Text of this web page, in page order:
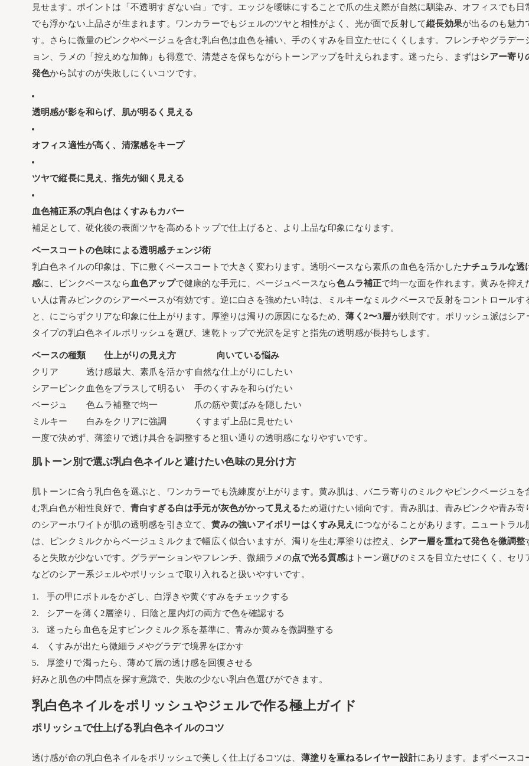
乳白色ジェルのおすすめ製品と粘度・発色の選び方
シンプルワンカラーと相性抜群の乳白色ネイル小技集
乳白色ネイルとラメの粒径選びの極意
100均で叶う乳白色ジェルネイルのリアル活用術
ダイソーのシアーホワイトでも理想の乳白色ネイルに近づく方法
日常でもツヤと美しさをキープ！保湿とトップ重ね直しテク
乳白色ネイルで失敗しないためのトラブル対処法
乳白色ネイルについてよくある質問＆疑問まとめ
乳白色ネイルはどの季節がピッタリ？服とのおしゃれな合わせ方
男性も好印象！乳白色ネイルのオススメ濃度の立ち回り
見せます。ポイントは「不透明すぎない白」です。エッジを曖昧にすることで爪の生え際が自然に馴染み、オフィスでも日
でも浮かない上品さが生まれます。ワンカラーでもジェルのツヤと相性がよく、光が面で反射して縦長効果が出るのも魅力
す。さらに微量のピンクやベージュを含む乳白色は血色を補い、手のくすみを目立たせにくくします。フレンチやグラデー
ョン、ラメの「控えめな加飾」も得意で、清楚さを保ちながらトーンアップを叶えられます。迷ったら、まずはシアー寄り
発色から試すのが失敗しにくいコツです。
透明感が影を和らげ、肌が明るく見える
オフィス適性が高く、清潔感をキープ
ツヤで縦長に見え、指先が細く見える
血色補正系の乳白色はくすみもカバー
補足として、硬化後の表面ツヤを高めるトップで仕上げると、より上品な印象になります。
ベースコートの色味による透明感チェンジ術
乳白色ネイルの印象は、下に敷くベースコートで大きく変わります。透明ベースなら素爪の血色を活かしたナチュラルな透
感に、ピンクベースなら 血色アップで健康的な手元に、ベージュベースなら色ムラ補正で均一な面を作れます。黄みを抑え
い人は青みピンクのシアーベースが有効です。逆に白さを強めたい時は、ミルキーなミルクベースで反射をコントロールす
と、にごらずクリアな印象に仕上がります。厚塗りは濁りの原因になるため、薄く2〜3層が鉄則です。ポリッシュ派はシア
タイプの乳白色ネイルポリッシュを選び、速乾トップで光沢を足すと指先の透明感が長持ちします。
ベースの種類 仕上がりの見え方
向いている悩み
クリア
透け感最大、素爪を活かす 自然な仕上がりにしたい
シアーピンク 血色をプラスして明るい
手のくすみを和らげたい
ベージュ
色ムラ補整で均一
爪の筋や黄ばみを隠したい
ミルキー
白みをクリアに強調
くすまず上品に見せたい
一度で決めず、薄塗りで透け具合を調整すると狙い通りの透明感になりやすいです。
肌トーン別で選ぶ乳白色ネイルと避けたい色味の見分け方
肌トーンに合う乳白色を選ぶと、ワンカラーでも洗練度が上がります。黄み肌は、バニラ寄りのミルクやピンクベージュを
む乳白色が相性良好で、 青白すぎる白は手元が灰色がかって見えるため避けたい傾向です。青み肌は、青みピンクや青み寄
のシアーホワイトが肌の透明感を引き立て、 黄みの強いアイボリーはくすみ見え につながることがあります。ニュートラル
は、ピンクミルクからベージュミルクまで幅広く似合いますが、濁りを生む厚塗りは控え、 シアー層を重ねて発色を微調整
ると失敗が少ないです。グラデーションやフレンチ、微細ラメの点で光る質感はトーン選びのミスを目立たせにくく、セリ
などのシアー系ジェルやポリッシュで取り入れると扱いやすいです。
手の甲にボトルをかざし、白浮きや黄ぐすみをチェックする
シアーを薄く2層塗り、日陰と屋内灯の両方で色を確認する
迷ったら血色を足すピンクミルク系を基準に、青みか黄みを微調整する
くすみが出たら微細ラメやグラデで境界をぼかす
厚塗りで濁ったら、薄めて層の透け感を回復させる
好みと肌色の中間点を探す意識で、失敗の少ない乳白色選びができます。
乳白色ネイルをポリッシュやジェルで作る極上ガイド
ポリッシュで仕上げる乳白色ネイルのコツ
透け感が命の乳白色ネイルをポリッシュで美しく仕上げるコツは、 薄塗りを重ねるレイヤー設計にあります。まずベースコ